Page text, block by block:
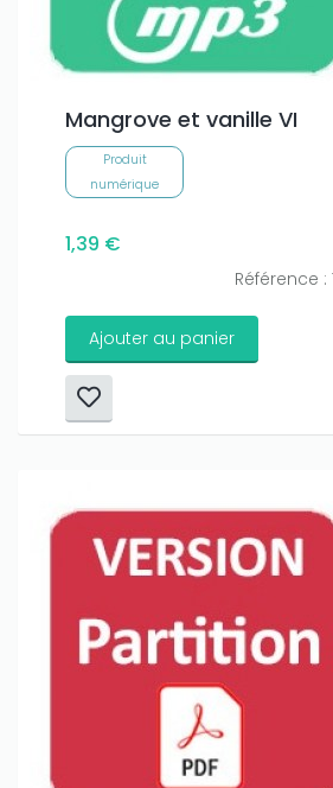
Mangrove et vanille VI
Produit
numérique
1,39 €
Référence :
Ajouter au panier